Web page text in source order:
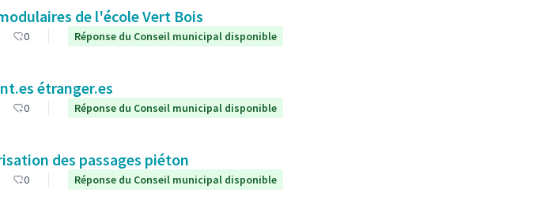
de l'école Vert Bois
0 Réponse du Conseil municipal disponible
étranger.es
0 Réponse du Conseil municipal disponible
des passages piéton
0 Réponse du Conseil municipal disponible